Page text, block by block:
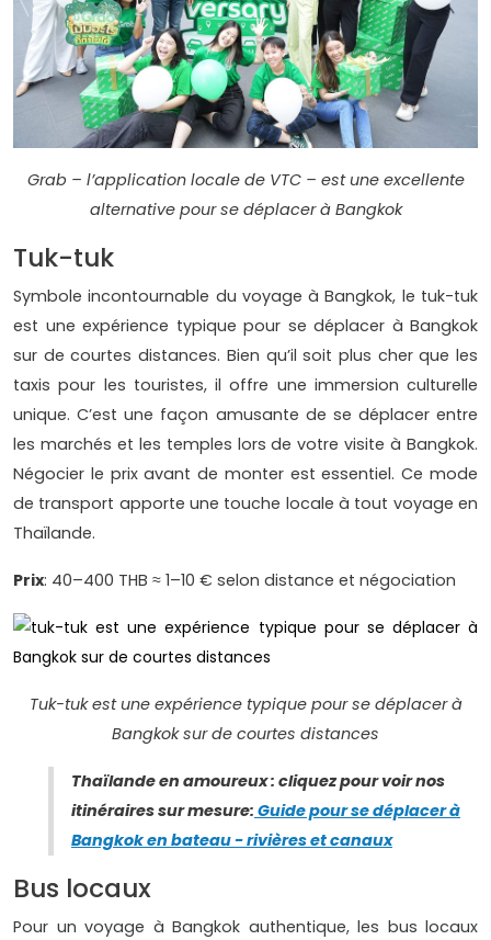
Grab – l’application locale de VTC – est une excellente
alternative pour se déplacer à Bangkok
Tuk-tuk
Symbole incontournable du voyage à Bangkok, le tuk-tuk
est une expérience typique pour se déplacer à Bangkok
sur de courtes distances. Bien qu’il soit plus cher que les
taxis pour les touristes, il offre une immersion culturelle
unique. C’est une façon amusante de se déplacer entre
les marchés et les temples lors de votre visite à Bangkok.
Négocier le prix avant de monter est essentiel. Ce mode
de transport apporte une touche locale à tout voyage en
Thaïlande.
Prix: 40–400 THB ≈ 1–10 € selon distance et négociation
Tuk-tuk est une expérience typique pour se déplacer à
Bangkok sur de courtes distances
Thaïlande en amoureux : cliquez pour voir nos
itinéraires sur mesure: Guide pour se déplacer à
Bangkok en bateau - rivières et canaux
Bus locaux
Pour un voyage à Bangkok authentique, les bus locaux